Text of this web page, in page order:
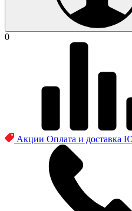
0
Акции Оплата и доставка